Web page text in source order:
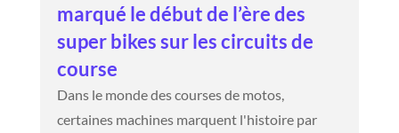
marqué le début de l’ère des
super bikes sur les circuits de
course
Dans le monde des courses de motos,
certaines machines marquent l'histoire par